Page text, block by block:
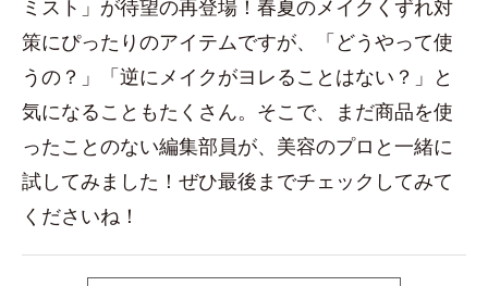
ミスト」が待望の再登場！春夏のメイクくずれ対
策にぴったりのアイテムですが、「どうやって使
うの？」「逆にメイクがヨレることはない？」と
気になることもたくさん。そこで、まだ商品を使
ったことのない編集部員が、美容のプロと一緒に
試してみました！ぜひ最後までチェックしてみて
くださいね！